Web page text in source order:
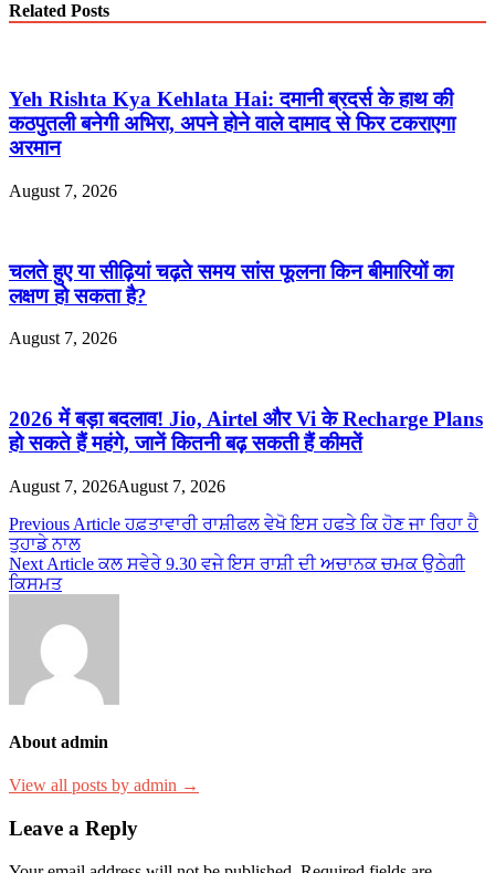
Related Posts
Yeh Rishta Kya Kehlata Hai: दमानी ब्रदर्स के हाथ की
कठपुतली बनेगी अभिरा, अपने होने वाले दामाद से फिर टकराएगा
अरमान
August 7, 2026
चलते हुए या सीढ़ियां चढ़ते समय सांस फूलना किन बीमारियों का
लक्षण हो सकता है?
August 7, 2026
2026 में बड़ा बदलाव! Jio, Airtel और Vi के Recharge Plans
हो सकते हैं महंगे, जानें कितनी बढ़ सकती हैं कीमतें
August 7, 2026August 7, 2026
Post
navigation
Previous Article ਹਫ਼ਤਾਵਾਰੀ ਰਾਸ਼ੀਫਲ ਵੇਖੋ ਇਸ ਹਫਤੇ ਕਿ ਹੋਣ ਜਾ ਰਿਹਾ ਹੈ
ਤੁਹਾਡੇ ਨਾਲ
Next Article ਕਲ ਸਵੇਰੇ 9.30 ਵਜੇ ਇਸ ਰਾਸ਼ੀ ਦੀ ਅਚਾਨਕ ਚਮਕ ਉਠੇਗੀ
ਕਿਸਮਤ
About admin
View all posts by admin →
Leave a Reply